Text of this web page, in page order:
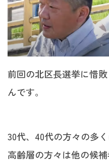
前回の北区長選挙に惜
んです。
30代、40代の方々の多
高齢層の方々は他の候